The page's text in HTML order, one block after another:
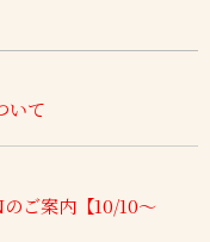
いて
ご案内【10/10～